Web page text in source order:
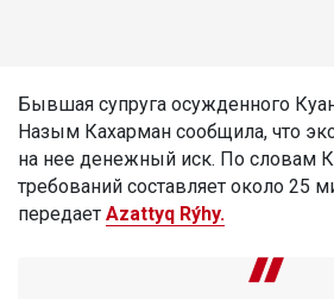
Бывшая супруга осужденного
Назым Кахарман сообщила, что
на нее денежный иск. По словам
требований составляет около 25
передает Azattyq Rýhy.